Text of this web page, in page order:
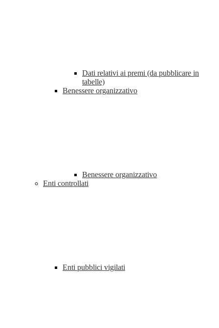
Dati relativi ai premi (da pubblicare in
tabelle)
Benessere organizzativo
Benessere organizzativo
Enti controllati
Enti pubblici vigilati